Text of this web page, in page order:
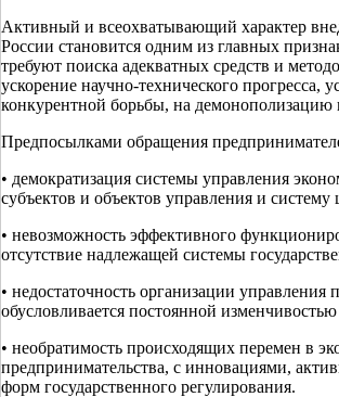
Активный и всеохватывающий характер
России становится одним из главных
требуют поиска адекватных средств и
ускорение научно-технического прогресса,
конкурентной борьбы, на
Предпосылками обращения
• демократизация системы управления
субъектов и объектов управления и
• невозможность эффективного
отсутствие надлежащей системы
• недостаточность организации
обусловливается постоянной
• необратимость происходящих перемен в
предпринимательства, с инновациями,
форм государственного регулирования.